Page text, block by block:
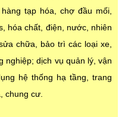
tạp hóa, chợ đầu mối,
hóa chất, điện, nước, nhiên
chữa, bảo trì các loại xe,
nghiệp; dịch vụ quản lý, vận
hệ thống hạ tầng, trang
chung cư.